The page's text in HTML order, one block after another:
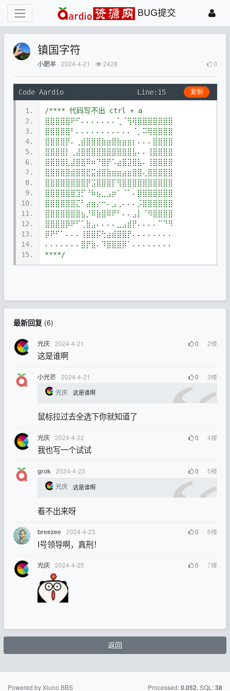
BUG提交
镇国字符
小肥羊 2024-4-21 2428 0
Code Aardio Line:15 复制
1.
2.
3.
4.
5.
6.
7.
8.
9.
10.
11.
12.
13.
14.
15.
/**** 代码写不出 ctrl + a
⣿⣿⣿⣿⣿⠟⠋⠄⠄⠄⠄⠄⠄⠄⢁⠈⢻⢿⣿⣿⣿⣿⣿⣿⣿
⣿⣿⣿⣿⣿⠃⠄⠄⠄⠄⠄⠄⠄⠄⠄⠄⠄⠈⡀⠭⢿⣿⣿⣿⣿
⣿⣿⣿⣿⡟⠄⢀⣾⣿⣿⣿⣷⣶⣿⣷⣶⣶⡆⠄⠄⠄⣿⣿⣿⣿
⣿⣿⣿⣿⡇⢀⣼⣿⣿⣿⣿⣿⣿⣿⣿⣿⣿⣧⠄⠄⢸⣿⣿⣿⣿
⣿⣿⣿⣿⣇⣼⣿⣿⠿⠶⠙⣿⡟⠡⣴⣿⣽⣿⣧⠄⢸⣿⣿⣿⣿
⣿⣿⣿⣿⣿⣾⣿⣿⣟⣭⣾⣿⣷⣶⣶⣴⣶⣿⣿⢄⣿⣿⣿⣿⣿
⣿⣿⣿⣿⣿⣿⣿⣿⡟⣩⣿⣿⣿⡏⢻⣿⣿⣿⣿⣿⣿⣿⣿⣿⣿
⣿⣿⣿⣿⣿⣿⣹⡋⠘⠷⣦⣀⣠⡶⠁⠈⠁⠄⣿⣿⣿⣿⣿⣿⣿
⣿⣿⣿⣿⣿⣿⣍⠃⣴⣶⡔⠒⠄⣠⢀⠄⠄⠄⡨⣿⣿⣿⣿⣿⣿
⣿⣿⣿⣿⣿⣿⣿⣦⡘⠿⣷⣿⠿⠟⠃⠄⠄⣠⡇⠈⠻⣿⣿⣿⣿
⣿⣿⣿⣿⡿⠟⠋⢁⣷⣠⠄⠄⠄⠄⣀⣠⣾⡟⠄⠄⠄⠄⠉⠙⠻
⡿⠟⠋⠁⠄⠄⠄⢸⣿⣿⡯⢓⣴⣾⣿⣿⡟⠄⠄⠄⠄⠄⠄⠄⠄
⠄⠄⠄⠄⠄⠄⠄⣿⡟⣷⠄⠹⣿⣿⣿⡿⠁⠄⠄⠄⠄⠄⠄⠄⠄
****/
最新回复(6)
光庆 2024-4-21 0 2楼
这是谁啊
小光芒 2024-4-21 0 3楼
光庆
这是谁啊
鼠标拉过去全选下你就知道了
光庆 2024-4-22 0 4楼
我也写一个试试
grok 2024-4-23 0 5楼
光庆
这是谁啊
看不出来呀
breezee 2024-4-23 0 6楼
I号领导啊，真刑！
光庆 2024-4-25 0 7楼
返回
Powered by Xiuno BBS Processed:0.052, SQL:38